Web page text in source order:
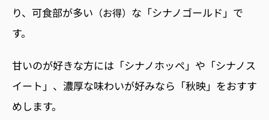
り、可食部が多い （お得） な「シナノゴールド」で
す。
甘いのが好きな方には「シナノホッペ」や「シナノス
イート」、濃厚な味わいが好みなら「秋映」をおすす
めします。